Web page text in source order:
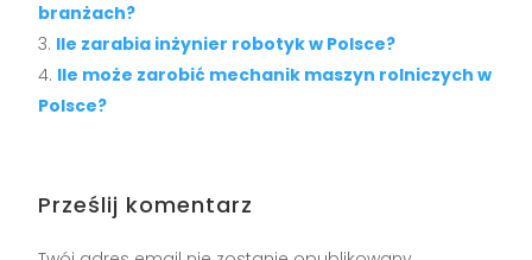
branżach?
Ile zarabia inżynier robotyk w Polsce?
Ile może zarobić mechanik maszyn rolniczych w
Polsce?
Prześlij komentarz